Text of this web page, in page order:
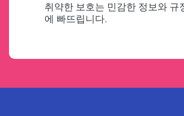
취약한 보호는 민감한 정보와 규
에 빠뜨립니다.